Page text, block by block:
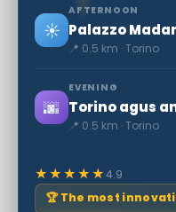
☀️
AFTERNOON
📍 0.5 km · Torino
🌆
EVENING
📍 0.5 km · Torino
★★★★★4.9
🏆 The most